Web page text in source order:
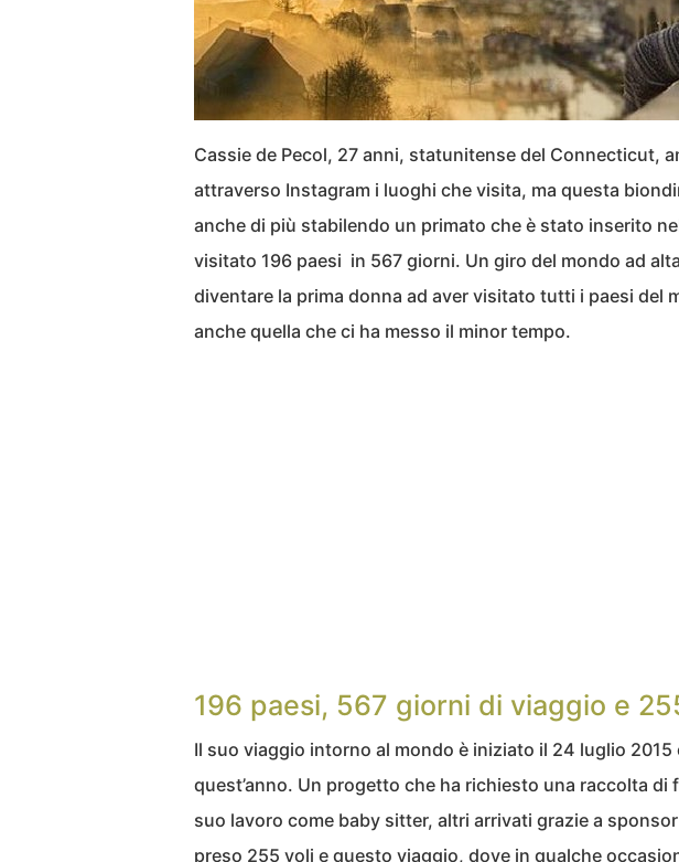
Cassie de Pecol, 27 anni, statunitense del Connecticut,
attraverso Instagram i luoghi che visita, ma questa
anche di più stabilendo un primato che è stato inserito
visitato 196 paesi in 567 giorni. Un giro del mondo ad
diventare la prima donna ad aver visitato tutti i paesi del
anche quella che ci ha messo il minor tempo.
196 paesi, 567 giorni di viaggio e
Il suo viaggio intorno al mondo è iniziato il 24 luglio
quest’anno. Un progetto che ha richiesto una raccolta
suo lavoro come baby sitter, altri arrivati grazie a
preso 255 voli e questo viaggio, dove in qualche